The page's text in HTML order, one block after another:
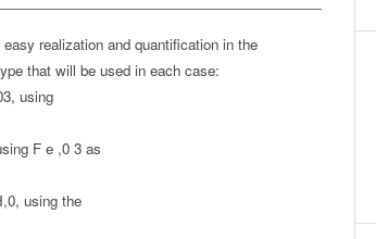
realization and quantification in the
that will be used in each case:
using
F e ,0 3 as
using the